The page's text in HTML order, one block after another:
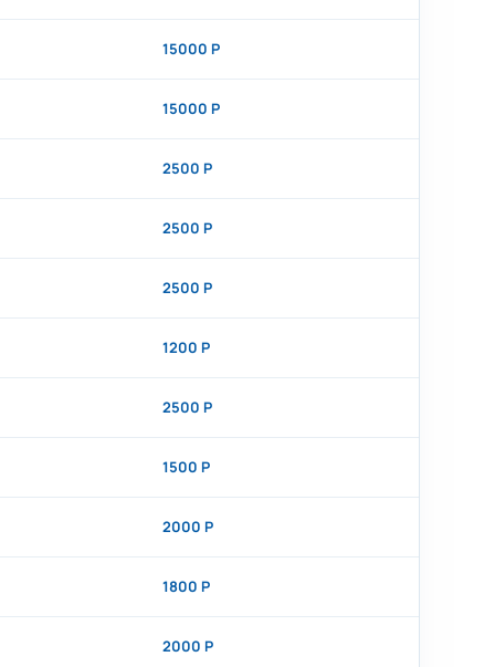
15000 Р
15000 Р
2500 Р
2500 Р
2500 Р
1200 Р
2500 Р
1500 Р
2000 Р
1800 Р
2000 Р